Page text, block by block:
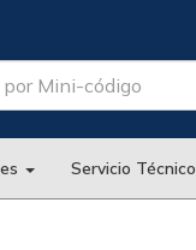
Servicio Técnico